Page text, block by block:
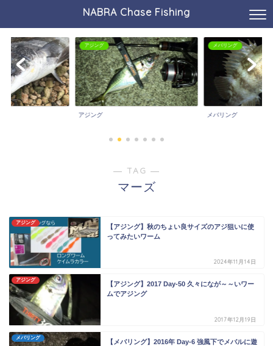
NABRA Chase Fishing
アジング
アジング
メバリング
メバリング
― TAG ―
マーズ
アジング
【アジング】秋のちょい良サイズのアジ狙いに使
ってみたいワーム
2024年11月14日
アジング
【アジング】2017 Day-50 久々になが～～いワー
ムでアジング
2017年12月19日
メバリング
【メバリング】2016年 Day-6 強風下でメバルに遊